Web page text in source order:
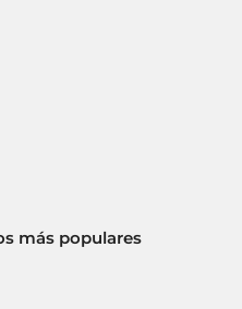
más populares